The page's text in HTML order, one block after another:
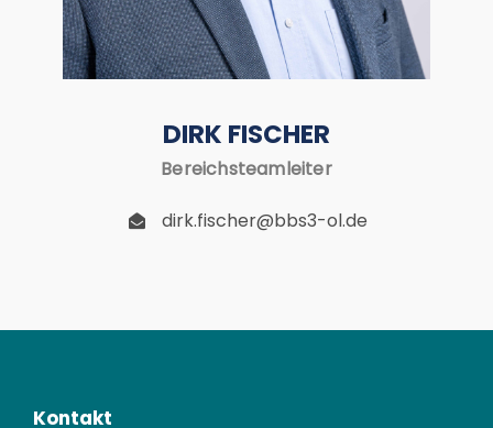
DIRK FISCHER
Bereichsteamleiter
dirk.fischer@bbs3-ol.de
Kontakt